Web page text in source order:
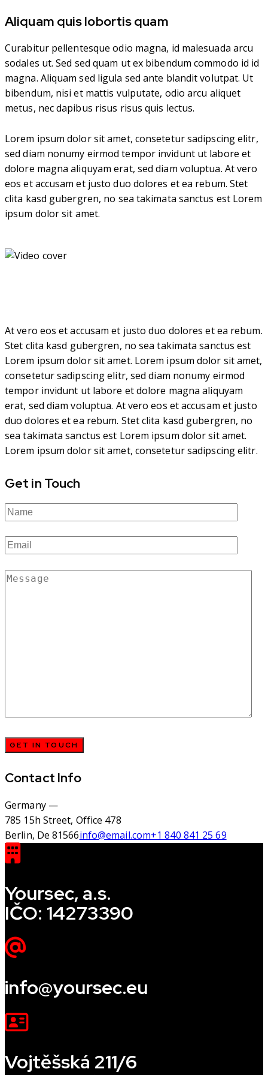
Aliquam quis lobortis quam
Curabitur pellentesque odio magna, id malesuada arcu
sodales ut. Sed sed quam ut ex bibendum commodo id id
magna. Aliquam sed ligula sed ante blandit volutpat. Ut
bibendum, nisi et mattis vulputate, odio arcu aliquet
metus, nec dapibus risus risus quis lectus.
Lorem ipsum dolor sit amet, consetetur sadipscing elitr,
sed diam nonumy eirmod tempor invidunt ut labore et
dolore magna aliquyam erat, sed diam voluptua. At vero
eos et accusam et justo duo dolores et ea rebum. Stet
clita kasd gubergren, no sea takimata sanctus est Lorem
ipsum dolor sit amet.
At vero eos et accusam et justo duo dolores et ea rebum.
Stet clita kasd gubergren, no sea takimata sanctus est
Lorem ipsum dolor sit amet. Lorem ipsum dolor sit amet,
consetetur sadipscing elitr, sed diam nonumy eirmod
tempor invidunt ut labore et dolore magna aliquyam
erat, sed diam voluptua. At vero eos et accusam et justo
duo dolores et ea rebum. Stet clita kasd gubergren, no
sea takimata sanctus est Lorem ipsum dolor sit amet.
Lorem ipsum dolor sit amet, consetetur sadipscing elitr.
Get in Touch
Contact Info
Germany —
785 15h Street, Office 478
Berlin, De 81566info@email.com+1 840 841 25 69
Yoursec, a.s.
IČO: 14273390
info@yoursec.eu
Vojtěšská 211/6